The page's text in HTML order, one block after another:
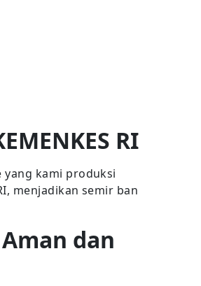
RI
yang kami produksi
menjadikan semir ban
dan